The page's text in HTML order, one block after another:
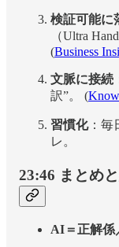
検証可能に
（Ultra
(Business
文脈に接続
訳”。 (
習慣化：毎
レ。
23:46 まとめ
AI＝正解係